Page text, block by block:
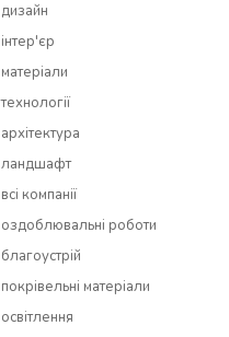
дизайн
інтер'єр
матеріали
технології
архітектура
ландшафт
всi компанії
оздоблювальні роботи
благоустрій
покрівельні матеріали
освітлення